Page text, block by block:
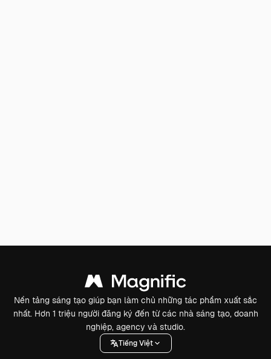
Nền tảng sáng tạo giúp bạn làm chủ những tác phẩm xuất sắc
nhất. Hơn 1 triệu người đăng ký đến từ các nhà sáng tạo, doanh
nghiệp, agency và studio.
Tiếng Việt